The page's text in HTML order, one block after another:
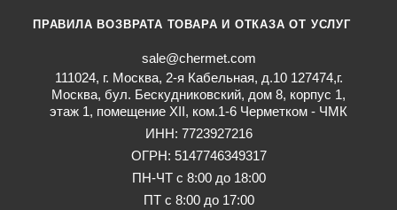
ПРАВИЛА ВОЗВРАТА ТОВАРА И ОТКАЗА ОТ УСЛУГ
sale@chermet.com
111024, г. Москва, 2-я Кабельная, д.10 127474,г.
Москва, бул. Бескудниковский, дом 8, корпус 1,
этаж 1, помещение XII, ком.1-6 Черметком - ЧМК
ИНН: 7723927216
ОГРН: 5147746349317
ПН-ЧТ с 8:00 до 18:00
ПТ с 8:00 до 17:00